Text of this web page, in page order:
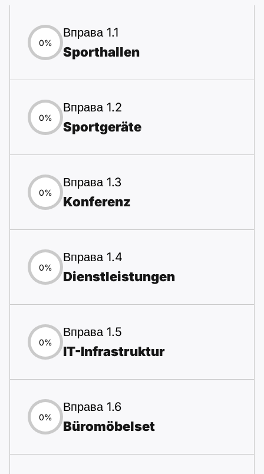
0%
Вправа 1.1
Sporthallen
0%
Вправа 1.2
Sportgeräte
0%
Вправа 1.3
Konferenz
0%
Вправа 1.4
Dienstleistungen
0%
Вправа 1.5
IT-Infrastruktur
0%
Вправа 1.6
Büromöbelset